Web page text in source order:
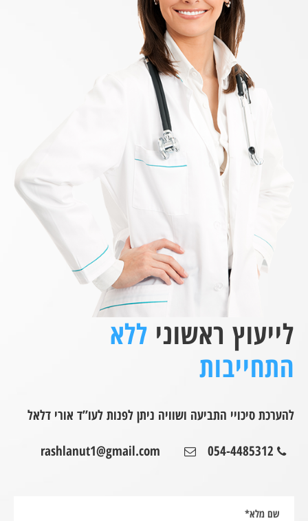
לייעוץ ראשוני ללא
התחייבות
להערכת סיכויי התביעה ושוויה ניתן לפנות לעו”ד אורי דלאל
rashlanut1@gmail.com